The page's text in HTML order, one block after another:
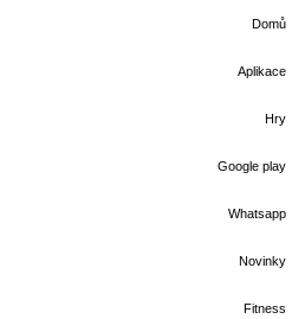
Domů
Aplikace
Hry
Google play
Whatsapp
Novinky
Fitness